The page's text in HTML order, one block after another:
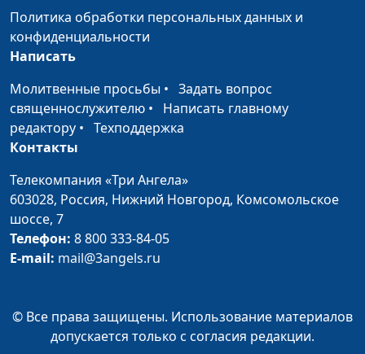
Мой Бог - Бог
счастья
Присутствие Бога
Анна Богатская, Елена
Спивак
Разворот на 180: от
атеизма к вере
священнослужитель
С Богом все иначе:
не чего я хочу
Анна Богатская, Вадим
Кочкарев,
вере - я прошла
Воронина, инициатор
создания редакции
Политика обработки персональных данных и
конфиденциальности
Написать
Молитвенные просьбы • Задать вопрос
священнослужителю • Написать главному
редактору • Техподдержка
Контакты
Телекомпания «Три Ангела»
603028, Россия, Нижний Новгород, Комсомольское
шоссе, 7
Телефон: 8 800 333-84-05
E-mail: mail@3angels.ru
© Все права защищены. Использование материалов
допускается только с согласия редакции.